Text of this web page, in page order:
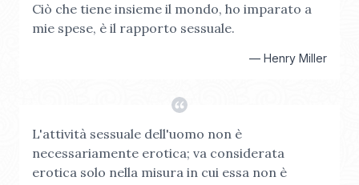
Ciò che tiene insieme il mondo, ho imparato a
mie spese, è il rapporto sessuale.
— Henry Miller
L'attività sessuale dell'uomo non è
necessariamente erotica; va considerata
erotica solo nella misura in cui essa non è